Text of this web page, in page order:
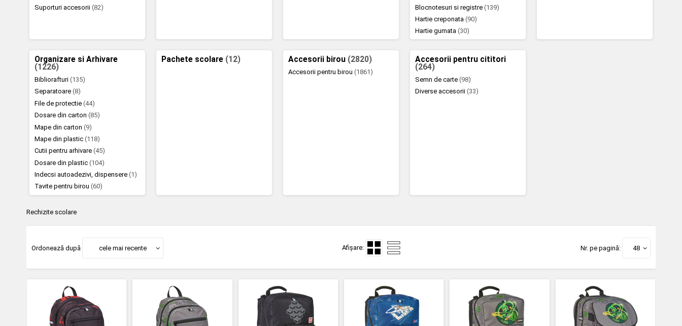
Suporturi accesorii(82)
Blocnotesuri si registre(139)
Hartie creponata(90)
Hartie gumata(30)
Organizare si Arhivare
(1226)
Bibliorafturi(135)
Separatoare(8)
File de protectie(44)
Dosare din carton(85)
Mape din carton(9)
Mape din plastic(118)
Cutii pentru arhivare(45)
Dosare din plastic(104)
Indecsi autoadezivi, dispensere(1)
Tavite pentru birou(60)
Pachete scolare (12) Accesorii birou (2820)
Accesorii pentru birou(1861)
Accesorii pentru cititori
(264)
Semn de carte(98)
Diverse accesorii(33)
Rechizite scolare
Ordonează după cele mai recente Afișare: Nr. pe pagină: 48